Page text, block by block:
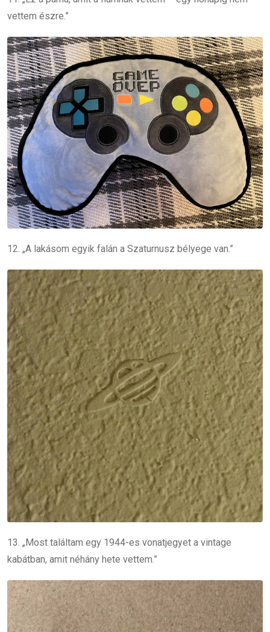
vettem észre.”
12. „A lakásom egyik falán a Szaturnusz bélyege van.”
13. „Most találtam egy 1944-es vonatjegyet a vintage
kabátban, amit néhány hete vettem.”